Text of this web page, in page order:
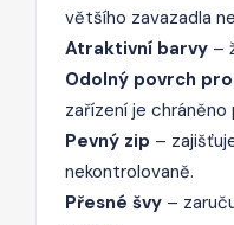
většího zavazadla
Atraktivní barvy –
Odolný povrch
zařízení je
Pevný zip –
nekontrolovaně.
Přesné švy –